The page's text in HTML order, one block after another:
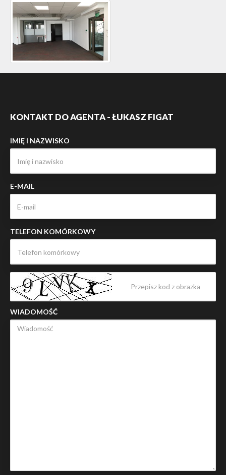
KONTAKT DO AGENTA - ŁUKASZ FIGAT
IMIĘ I NAZWISKO
E-MAIL
TELEFON KOMÓRKOWY
WIADOMOŚĆ